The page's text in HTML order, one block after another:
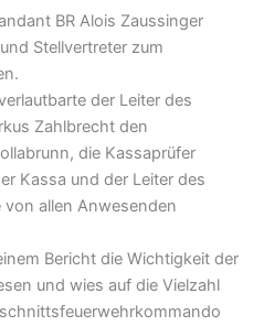
BR Alois Zaussinger
Stellvertreter zum
der Leiter des
Zahlbrecht den
die Kassaprüfer
Kassa und der Leiter des
allen Anwesenden
Bericht die Wichtigkeit der
und wies auf die Vielzahl